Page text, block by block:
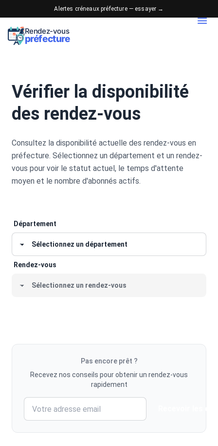
Alertes créneaux préfecture — essayer →
Rendez-vous
préfecture
Vérifier la disponibilité
des rendez-vous
Consultez la disponibilité actuelle des rendez-vous en
préfecture. Sélectionnez un département et un rendez-
vous pour voir le statut actuel, le temps d'attente
moyen et le nombre d'abonnés actifs.
Département
Rendez-vous
Pas encore prêt ?
Recevez nos conseils pour obtenir un rendez-vous
rapidement
Recevoir les